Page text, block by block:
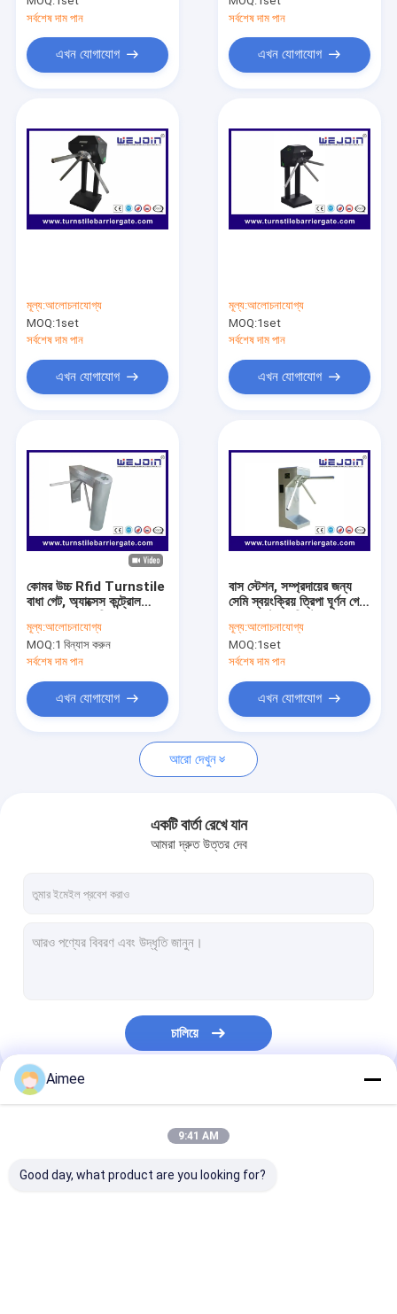
ভিডিও
আমাদের সম্বন্ধে
গুণমান নিয়ন্ত্রণ
মামলা
স্বয়ংক্রিয় ব্যারিয়ার গেইট
বিজ্ঞাপন বাধা
সর্বশেষ দাম পান
এখন যোগাযোগ
সর্বশেষ দাম পান
এখন যোগাযোগ
মূল্য:আলোচনাযোগ্য
MOQ:1set
সর্বশেষ দাম পান
এখন যোগাযোগ
মূল্য:আলোচনাযোগ্য
MOQ:1set
সর্বশেষ দাম পান
এখন যোগাযোগ
কোমর উচ্চ Rfid Turnstile
বাধা গেট, অ্যাক্সেস কন্ট্রোল
অ্যাক্সেস সিস্টেম
মূল্য:আলোচনাযোগ্য
MOQ:1 বিন্যাস করুন
সর্বশেষ দাম পান
এখন যোগাযোগ
বাস স্টেশন, সম্প্রদায়ের জন্য
সেমি স্বয়ংক্রিয় ত্রিপা ঘূর্ণন গেট
মূল্য:আলোচনাযোগ্য
MOQ:1set
সর্বশেষ দাম পান
এখন যোগাযোগ
আরো দেখুন
একটি বার্তা রেখে যান
আমরা দ্রুত উত্তর দেব
চালিয়ে
আমাদের বিভাগসমূহ
Aimee
9:41 AM
Good day, what product are you looking for?